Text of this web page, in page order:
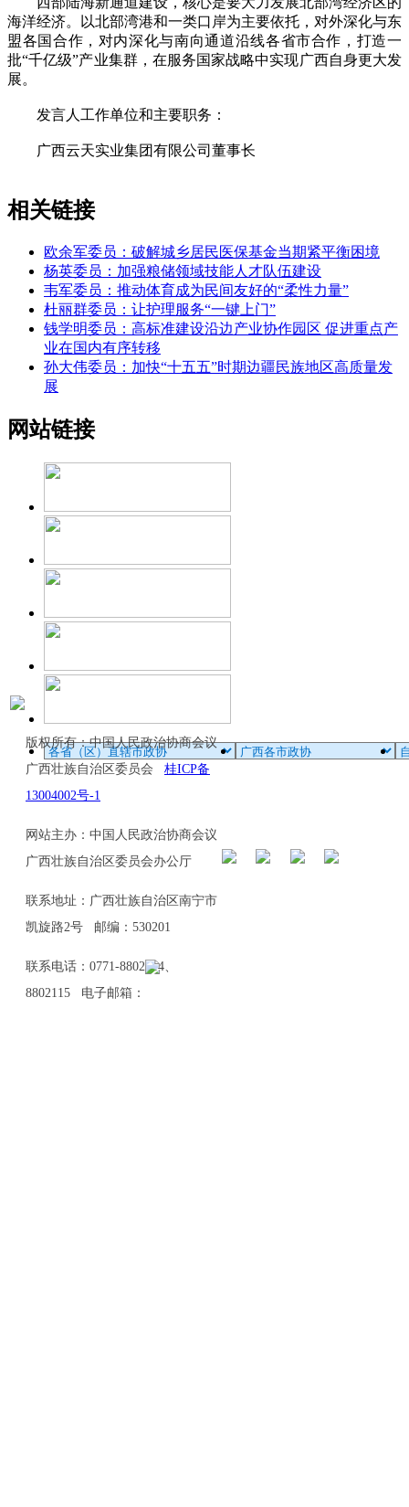
海洋经济。以北部湾港和一类口岸为主要依托，对外深化与东
盟各国合作，对内深化与南向通道沿线各省市合作，打造一
批“千亿级”产业集群，在服务国家战略中实现广西自身更大发
展。
发言人工作单位和主要职务：
广西云天实业集团有限公司董事长
相关链接
欧余军委员：破解城乡居民医保基金当期紧平衡困境
杨英委员：加强粮储领域技能人才队伍建设
韦军委员：推动体育成为民间友好的“柔性力量”
杜丽群委员：让护理服务“一键上门”
钱学明委员：高标准建设沿边产业协作园区 促进重点产
业在国内有序转移
孙大伟委员：加快“十五五”时期边疆民族地区高质量发
展
网站链接
版权所有：中国人民政治协商会议
广西壮族自治区委员会 桂ICP备
13004002号-1
网站主办：中国人民政治协商会议
广西壮族自治区委员会办公厅
联系地址：广西壮族自治区南宁市
凯旋路2号 邮编：530201
联系电话：0771-8802114、
8802115 电子邮箱：